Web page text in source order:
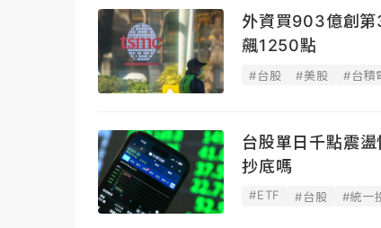
外資買903億創
飆1250點
#台股 #美股 #台積
台股單日千點震
抄底嗎
#ETF #台股 #統一